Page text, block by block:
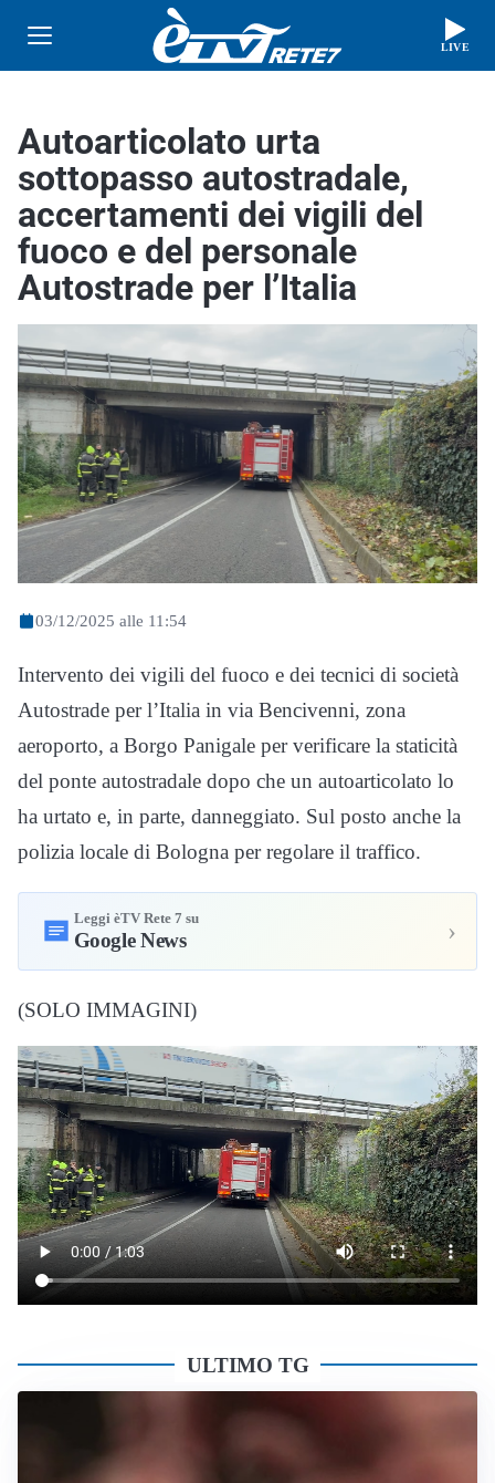
LIVE
Autoarticolato urta
sottopasso autostradale,
accertamenti dei vigili del
fuoco e del personale
Autostrade per l’Italia
03/12/2025 alle 11:54
Intervento dei vigili del fuoco e dei tecnici di società
Autostrade per l’Italia in via Bencivenni, zona
aeroporto, a Borgo Panigale per verificare la staticità
del ponte autostradale dopo che un autoarticolato lo
ha urtato e, in parte, danneggiato. Sul posto anche la
polizia locale di Bologna per regolare il traffico.
Leggi èTV Rete 7 su
Google News ›
(SOLO IMMAGINI)
ULTIMO TG